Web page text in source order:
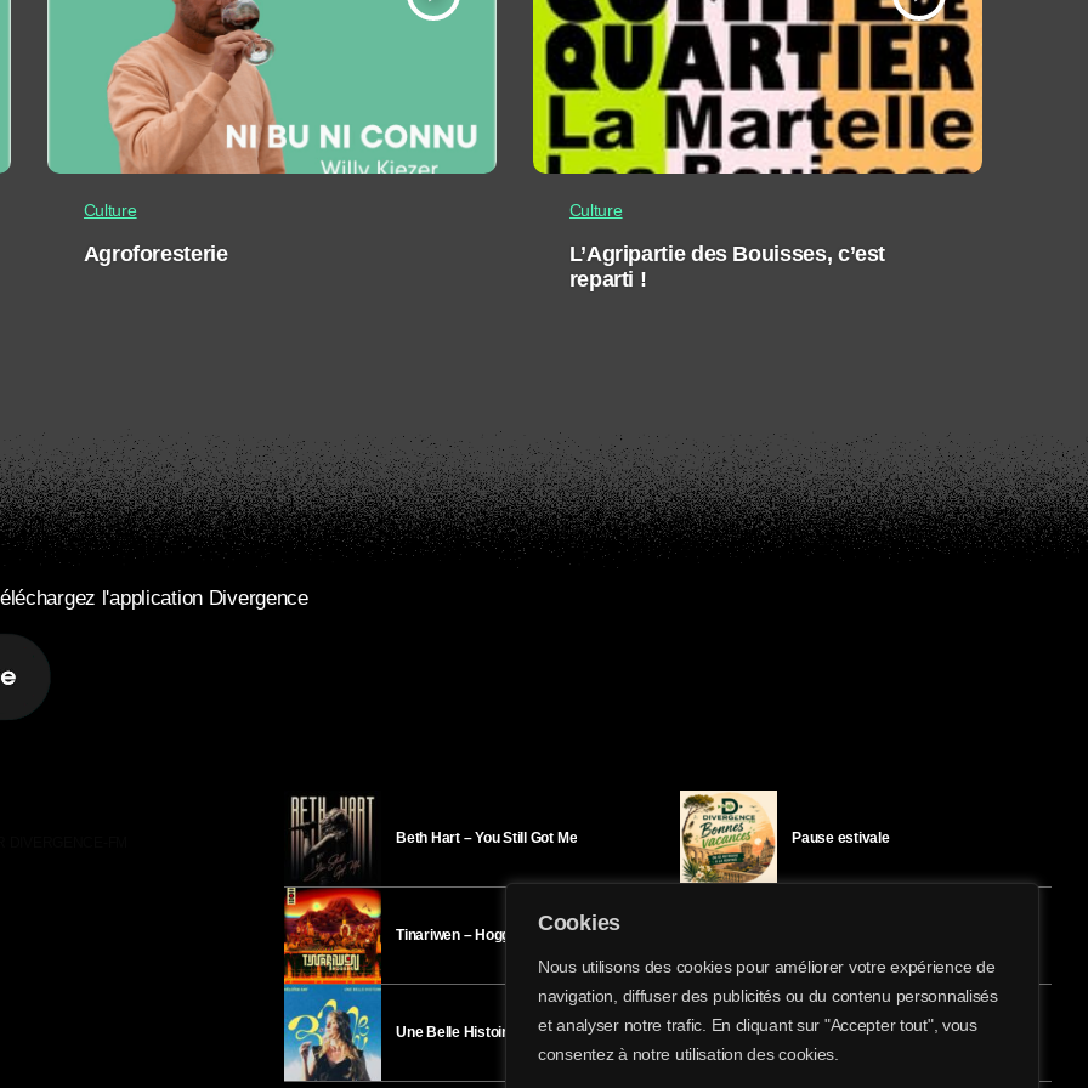
Cookies
Nous utilisons des cookies pour améliorer votre expérience de
navigation, diffuser des publicités ou du contenu personnalisés
et analyser notre trafic. En cliquant sur "Accepter tout", vous
consentez à notre utilisation des cookies.
share
15
email
Culture
Agroforesterie
Culture
L’Agripartie des Bouisses, c’est
reparti !
l'application Divergence
Beth Hart – You Still Got Me
Tinariwen – Hoggar
Une Belle Histoire – Héloïse Bay
Pause estivale
Ici l’Ombre – mardi 28 juillet